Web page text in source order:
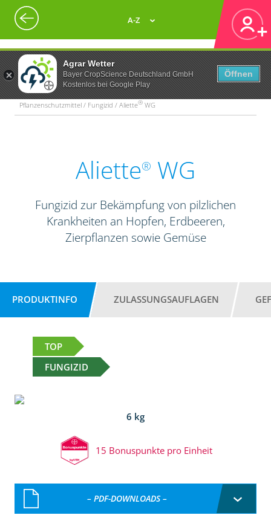
Agrar Wetter
Bayer CropScience Deutschland GmbH
Kostenlos bei Google Play
Öffnen
A-Z
Pflanzenschutzmittel / Fungizid / Aliette® WG
Aliette® WG
Fungizid zur Bekämpfung von pilzlichen
Krankheiten an Hopfen, Erdbeeren,
Zierpflanzen sowie Gemüse
PRODUKTINFO ZULASSUNGSAUFLAGEN
TOP
FUNGIZID
6 kg
15 Bonuspunkte pro Einheit
– PDF-DOWNLOADS –